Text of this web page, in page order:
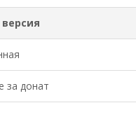
за донат